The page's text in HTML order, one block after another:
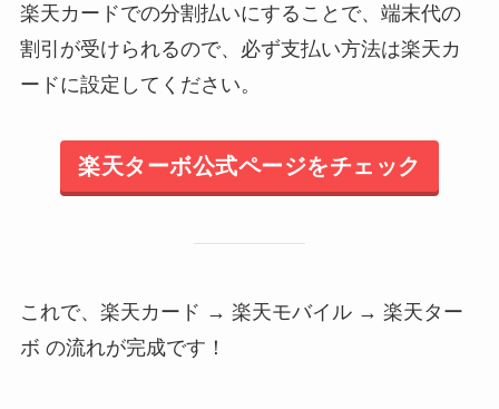
楽天カードでの分割払いにすることで、端末代の
割引が受けられるので、必ず支払い方法は楽天カ
ードに設定してください。
楽天ターボ公式ページをチェック
これで、楽天カード → 楽天モバイル → 楽天ター
ボ の流れが完成です！